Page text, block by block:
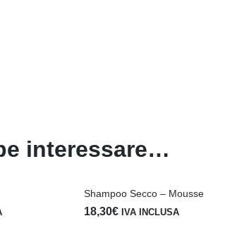
interessare…
Shampoo Secco – Mousse
18,30€ IVA INCLUSA